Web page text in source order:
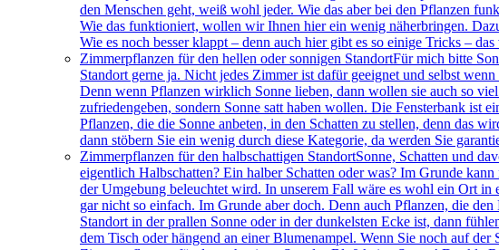
den Menschen geht, weiß wohl jeder. Wie das aber bei den Pflanzen
Wie das funktioniert, wollen wir Ihnen hier ein wenig näherbringen.
Wie es noch besser klappt – denn auch hier gibt es so einige Tricks –
Zimmerpflanzen für den hellen oder sonnigen StandortFür mich bitte
Standort gerne ja. Nicht jedes Zimmer ist dafür geeignet und selbst
Denn wenn Pflanzen wirklich Sonne lieben, dann wollen sie auch so
zufriedengeben, sondern Sonne satt haben wollen. Die Fensterbank ist
Pflanzen, die die Sonne anbeten, in den Schatten zu stellen, denn das
dann stöbern Sie ein wenig durch diese Kategorie, da werden Sie
Zimmerpflanzen für den halbschattigen StandortSonne, Schatten und
eigentlich Halbschatten? Ein halber Schatten oder was? Im Grunde
der Umgebung beleuchtet wird. In unserem Fall wäre es wohl ein Ort
gar nicht so einfach. Im Grunde aber doch. Denn auch Pflanzen, die
Standort in der prallen Sonne oder in der dunkelsten Ecke ist, dann
dem Tisch oder hängend an einer Blumenampel. Wenn Sie noch auf